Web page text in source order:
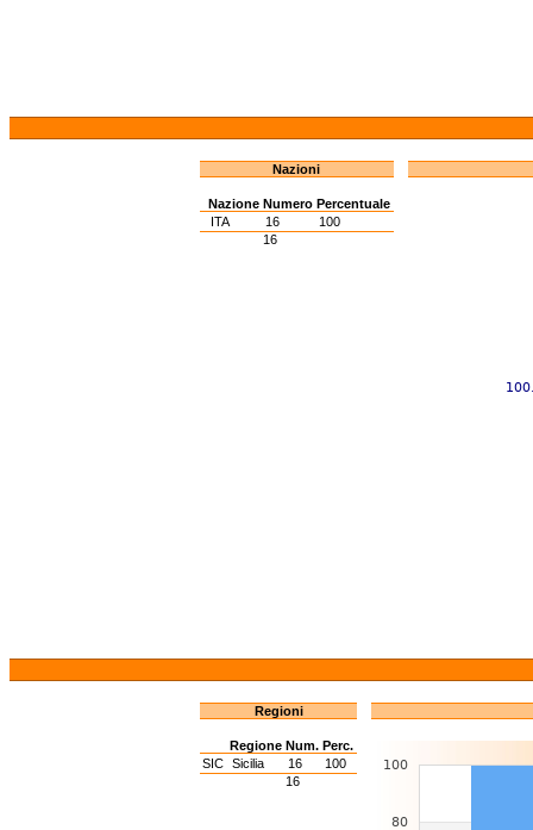
Nazioni
Nazione Numero Percentuale
ITA
16
100
16
Regioni
Regione Num. Perc.
SIC Sicilia 16
100
16